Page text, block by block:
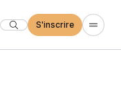
S'inscrire